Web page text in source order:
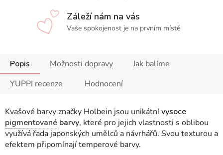
Záleží nám na vás
Vaše spokojenost je na prvním místě
Popis Možnosti dopravy
Jak balíme
YUPPI recenze
Hodnocení
Kvašové barvy značky Holbein jsou unikátnívysoce
pigmentované barvy, které pro jejich vlastnosti s oblibou
využívá řada japonských umělců a návrhářů. Svou texturou a
efektem připomínají temperové barvy.